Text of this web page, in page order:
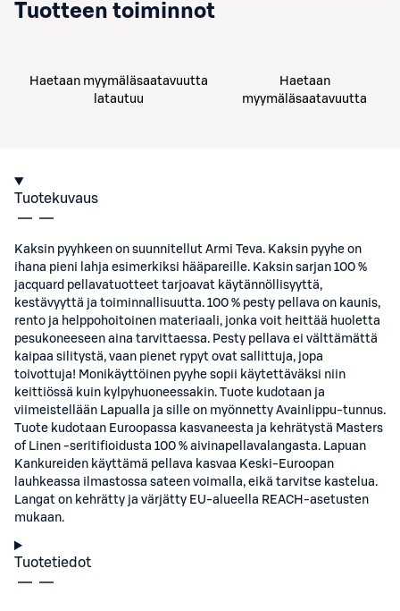
Tuotteen toiminnot
Haetaan myymäläsaatavuutta
latautuu
Haetaan
myymäläsaatavuutta
Tuotekuvaus
Kaksin pyyhkeen on suunnitellut Armi Teva. Kaksin pyyhe on
ihana pieni lahja esimerkiksi hääpareille. Kaksin sarjan 100 %
jacquard pellavatuotteet tarjoavat käytännöllisyyttä,
kestävyyttä ja toiminnallisuutta. 100 % pesty pellava on kaunis,
rento ja helppohoitoinen materiaali, jonka voit heittää huoletta
pesukoneeseen aina tarvittaessa. Pesty pellava ei välttämättä
kaipaa silitystä, vaan pienet rypyt ovat sallittuja, jopa
toivottuja! Monikäyttöinen pyyhe sopii käytettäväksi niin
keittiössä kuin kylpyhuoneessakin. Tuote kudotaan ja
viimeistellään Lapualla ja sille on myönnetty Avainlippu-tunnus.
Tuote kudotaan Euroopassa kasvaneesta ja kehrätystä Masters
of Linen -seritifioidusta 100 % aivinapellavalangasta. Lapuan
Kankureiden käyttämä pellava kasvaa Keski-Euroopan
lauhkeassa ilmastossa sateen voimalla, eikä tarvitse kastelua.
Langat on kehrätty ja värjätty EU-alueella REACH-asetusten
mukaan.
Tuotetiedot